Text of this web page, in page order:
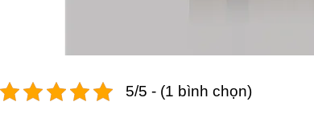
5/5 - (1 bình chọn)